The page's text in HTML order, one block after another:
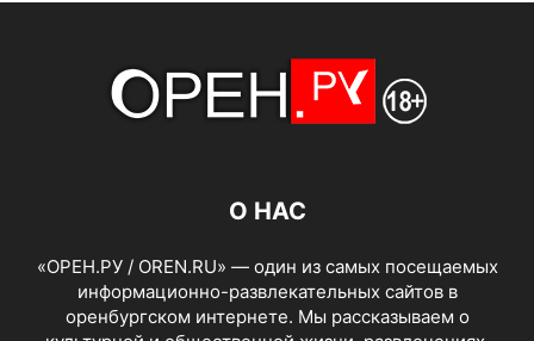
О НАС
«ОРЕН.РУ / OREN.RU» — один из самых посещаемых
информационно-развлекательных сайтов в
оренбургском интернете. Мы рассказываем о